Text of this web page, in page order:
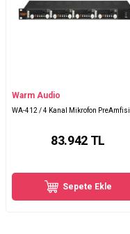
Warm Audio
WA-412 / 4 Kanal Mikrofon PreAmfisi
83.942TL
Sepete Ekle